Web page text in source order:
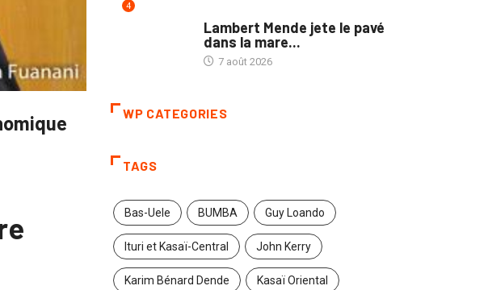
4
Lambert Mende jete le pavé
dans la mare...
7 août 2026
WP CATEGORIES
TAGS
Bas-Uele BUMBA Guy Loando
Ituri et Kasaï-Central John Kerry
Karim Bénard Dende Kasaï Oriental